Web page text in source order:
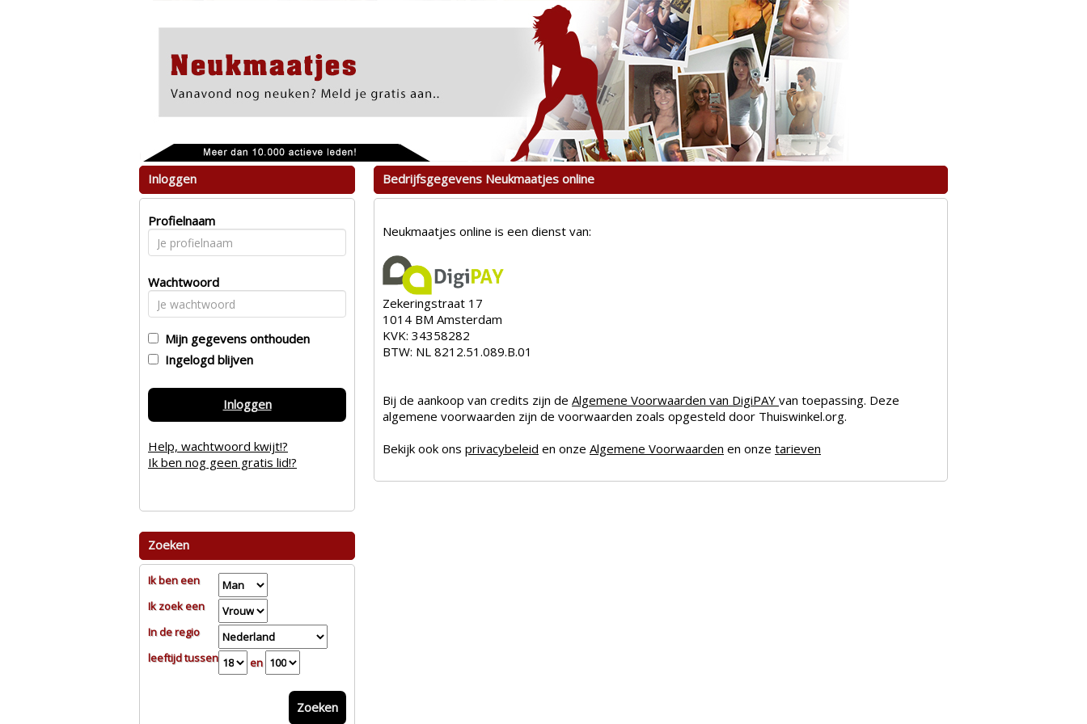
Bedrijfsgegevens Neukmaatjes online
Neukmaatjes online is een dienst van:
Zekeringstraat 17
1014 BM Amsterdam
KVK: 34358282
BTW: NL 8212.51.089.B.01
Bij de aankoop van credits zijn de Algemene Voorwaarden van DigiPAY van toepassing. Deze
algemene voorwaarden zijn de voorwaarden zoals opgesteld door Thuiswinkel.org.
Bekijk ook ons privacybeleid en onze Algemene Voorwaarden en onze tarieven
Inloggen
Profielnaam
Wachtwoord
Mijn gegevens onthouden
Ingelogd blijven
Inloggen
Help, wachtwoord kwijt!?
Ik ben nog geen gratis lid!?
Zoeken
Ik ben een
Ik zoek een
In de regio
leeftijd tussen
en
Zoeken